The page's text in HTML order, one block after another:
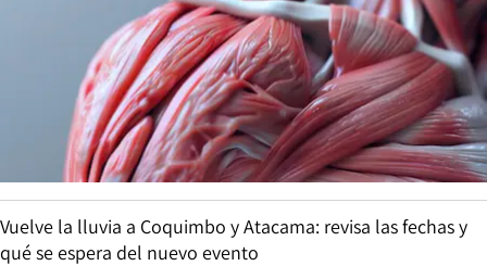
Vuelve la lluvia a Coquimbo y Atacama: revisa las fechas y
qué se espera del nuevo evento